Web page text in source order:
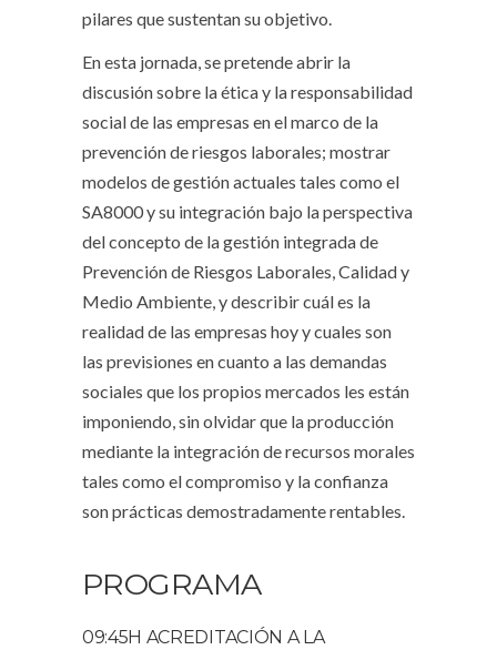
pilares que sustentan su objetivo.
En esta jornada, se pretende abrir la
discusión sobre la ética y la responsabilidad
social de las empresas en el marco de la
prevención de riesgos laborales; mostrar
modelos de gestión actuales tales como el
SA8000 y su integración bajo la perspectiva
del concepto de la gestión integrada de
Prevención de Riesgos Laborales, Calidad y
Medio Ambiente, y describir cuál es la
realidad de las empresas hoy y cuales son
las previsiones en cuanto a las demandas
sociales que los propios mercados les están
imponiendo, sin olvidar que la producción
mediante la integración de recursos morales
tales como el compromiso y la confianza
son prácticas demostradamente rentables.
PROGRAMA
09:45H ACREDITACIÓN A LA